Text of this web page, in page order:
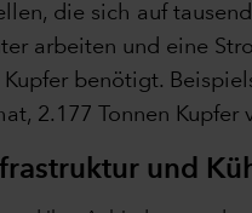
die sich auf
arbeiten und eine
benötigt.
2.177 Tonnen Kupfer
und